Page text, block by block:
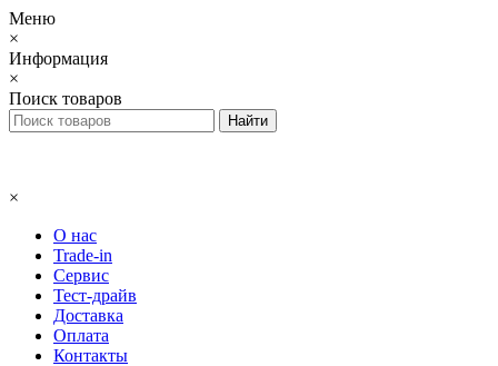
Меню
×
Информация
×
Поиск товаров
×
О нас
Trade-in
Сервис
Тест-драйв
Доставка
Оплата
Контакты